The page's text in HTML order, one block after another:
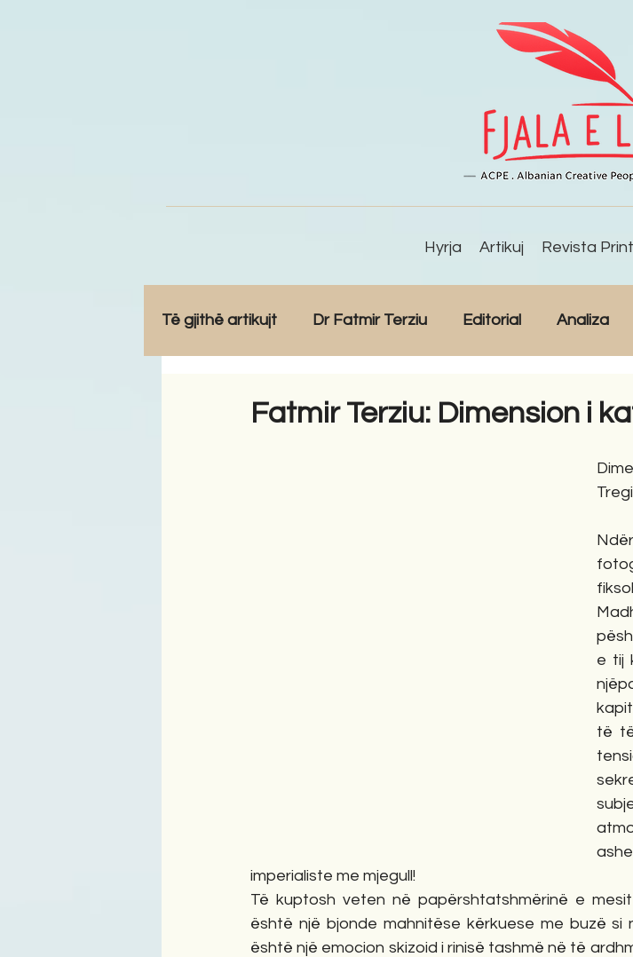
Hyrja Artikuj Revista Print
Të gjithë artikujt Dr Fatmir Terziu Editorial Analiza
Romane
Fatmir Terziu: Dimension i
e tij
të
imperialiste me mjegull!
Të kuptosh veten në papërshtatshmërinë e
është një bjonde mahnitëse kërkuese me buzë si
është një emocion skizoid i rinisë tashmë në të